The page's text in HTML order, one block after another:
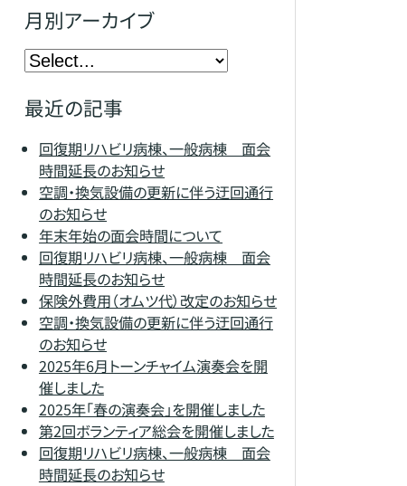
月別アーカイブ
最近の記事
回復期リハビリ病棟、一般病棟 面会
時間延長のお知らせ
空調・換気設備の更新に伴う迂回通行
のお知らせ
年末年始の面会時間について
回復期リハビリ病棟、一般病棟 面会
時間延長のお知らせ
保険外費用（オムツ代）改定のお知らせ
空調・換気設備の更新に伴う迂回通行
のお知らせ
2025年6月トーンチャイム演奏会を開
催しました
2025年「春の演奏会」を開催しました
第2回ボランティア総会を開催しました
回復期リハビリ病棟、一般病棟 面会
時間延長のお知らせ